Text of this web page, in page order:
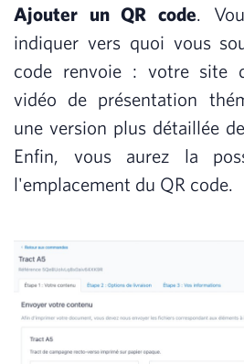
Ajouter un QR code.
indiquer vers quoi vous
code renvoie : votre site
vidéo de présentation
une version plus détaillée
Enfin, vous aurez la
l'emplacement du QR code.